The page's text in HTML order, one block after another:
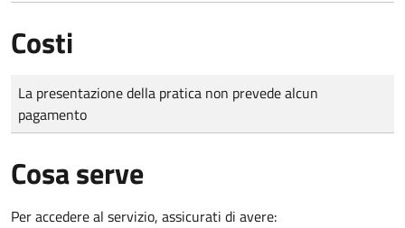
Costi
Tipo di pagamento
Importo
La presentazione della pratica non prevede alcun
pagamento
Cosa serve
Per accedere al servizio, assicurati di avere: